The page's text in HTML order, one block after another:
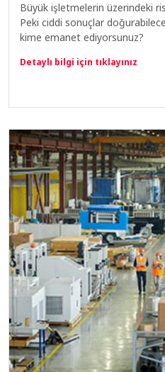
Büyük işletmelerin üzerindeki
Peki ciddi sonuçlar
kime emanet ediyorsunuz?
Detaylı bilgi için tıklayınız